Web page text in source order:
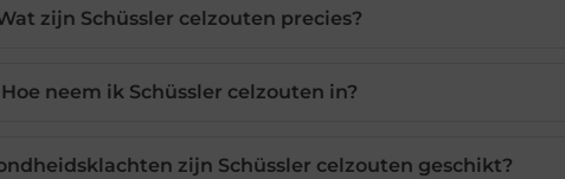
zijn Schüssler celzouten precies?
Hoe neem ik Schüssler celzouten in?
zijn Schüssler celzouten geschikt?